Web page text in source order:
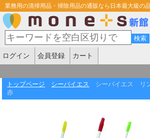
業務用の清掃用品・掃除用品の通販なら日本最大級の
ログイン 会員登録 カート
トップページ シーバイエス
シーバイエス リ
赤